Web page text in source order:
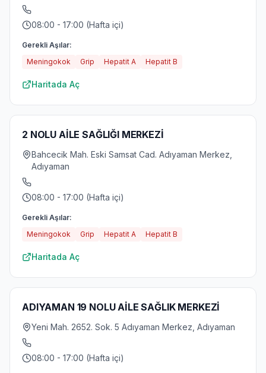
08:00 - 17:00 (Hafta içi)
Gerekli Aşılar:
Meningokok
Grip Hepatit A Hepatit B
Haritada Aç
2 NOLU AİLE SAĞLIĞI MERKEZİ
Bahcecik Mah. Eski Samsat Cad. Adıyaman Merkez,
Adıyaman
08:00 - 17:00 (Hafta içi)
Gerekli Aşılar:
Meningokok
Grip Hepatit A Hepatit B
Haritada Aç
ADIYAMAN 19 NOLU AİLE SAĞLIK MERKEZİ
Yeni Mah. 2652. Sok. 5 Adıyaman Merkez, Adıyaman
08:00 - 17:00 (Hafta içi)